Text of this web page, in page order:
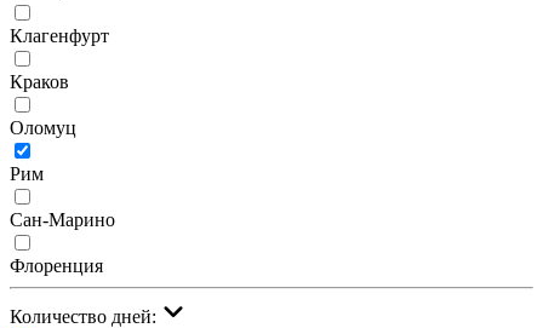
Клагенфурт
Краков
Оломуц
Рим
Сан-Марино
Флоренция
Количество дней: